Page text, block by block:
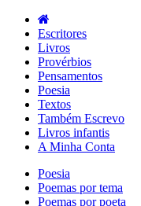
Escritores
Livros
Provérbios
Pensamentos
Poesia
Textos
Também Escrevo
Livros infantis
A Minha Conta
Poesia
Poemas por tema
Poemas por poeta